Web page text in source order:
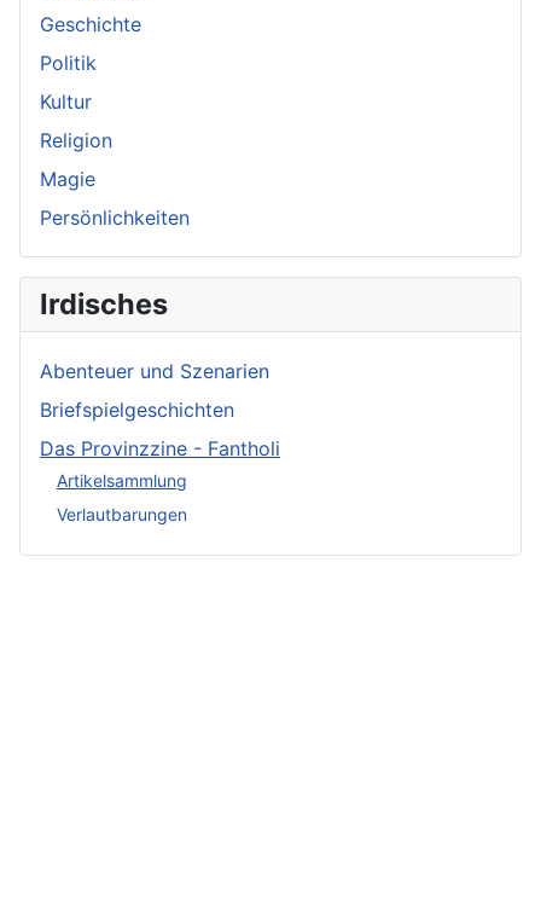
Geschichte
Politik
Kultur
Religion
Magie
Persönlichkeiten
Irdisches
Abenteuer und Szenarien
Briefspielgeschichten
Das Provinzzine - Fantholi
Artikelsammlung
Verlautbarungen